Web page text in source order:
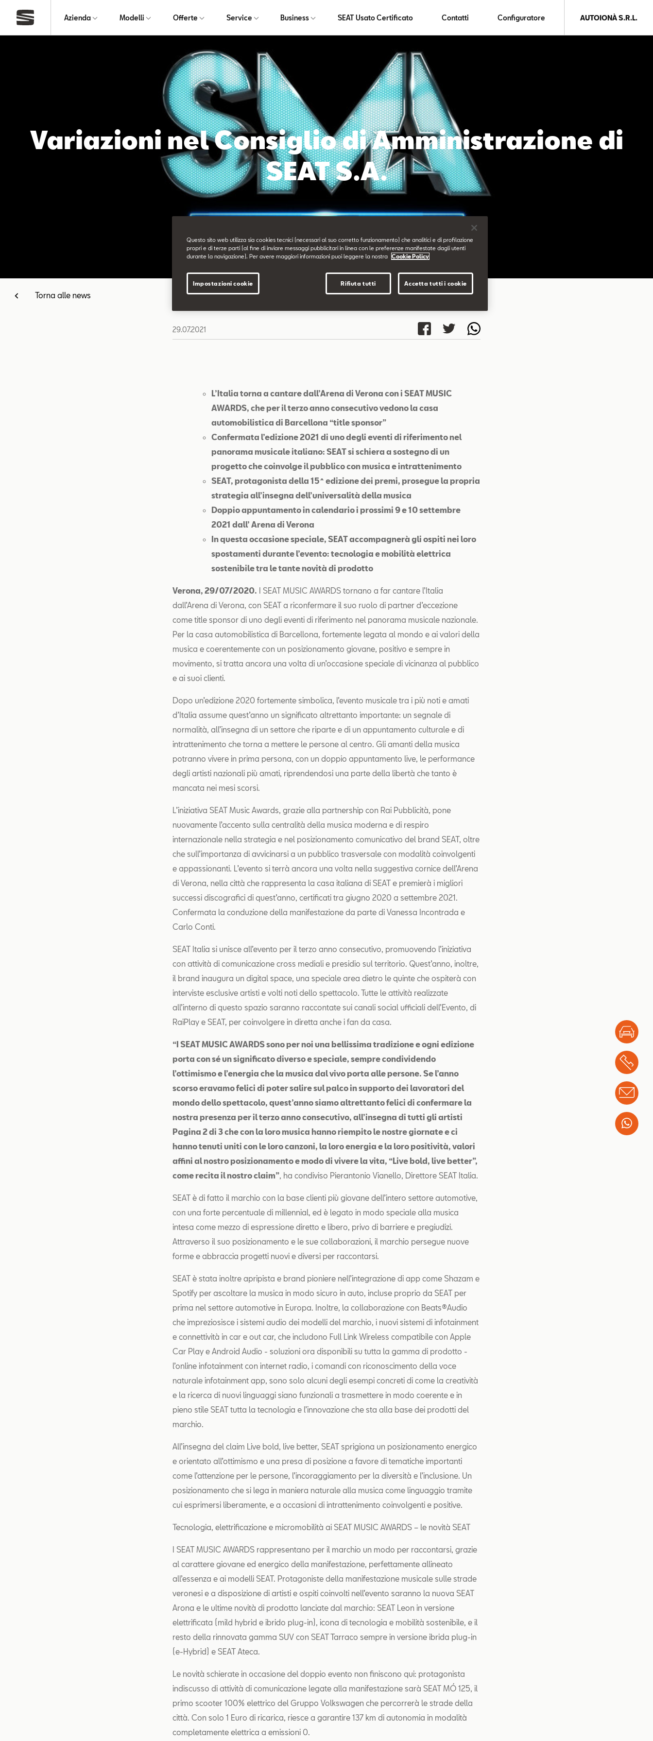
Azienda Modelli Offerte Service Business SEAT Usato Certificato Contatti Configuratore AUTOIONÀ S.R.L.
Variazioni nel Consiglio di Amministrazione di
SEAT S.A.
Torna alle news
29.07.2021
L’Italia torna a cantare dall’Arena di Verona con i SEAT MUSIC
AWARDS, che per il terzo anno consecutivo vedono la casa
automobilistica di Barcellona “title sponsor”
Confermata l’edizione 2021 di uno degli eventi di riferimento nel
panorama musicale italiano: SEAT si schiera a sostegno di un
progetto che coinvolge il pubblico con musica e intrattenimento
SEAT, protagonista della 15^ edizione dei premi, prosegue la propria
strategia all’insegna dell’universalità della musica
Doppio appuntamento in calendario i prossimi 9 e 10 settembre
2021 dall’ Arena di Verona
In questa occasione speciale, SEAT accompagnerà gli ospiti nei loro
spostamenti durante l’evento: tecnologia e mobilità elettrica
sostenibile tra le tante novità di prodotto
Verona, 29/07/2020. I SEAT MUSIC AWARDS tornano a far cantare l’Italia
dall’Arena di Verona, con SEAT a riconfermare il suo ruolo di partner d’eccezione
come title sponsor di uno degli eventi di riferimento nel panorama musicale nazionale.
Per la casa automobilistica di Barcellona, fortemente legata al mondo e ai valori della
musica e coerentemente con un posizionamento giovane, positivo e sempre in
movimento, si tratta ancora una volta di un’occasione speciale di vicinanza al pubblico
e ai suoi clienti.
Dopo un’edizione 2020 fortemente simbolica, l’evento musicale tra i più noti e amati
d’Italia assume quest’anno un significato altrettanto importante: un segnale di
normalità, all’insegna di un settore che riparte e di un appuntamento culturale e di
intrattenimento che torna a mettere le persone al centro. Gli amanti della musica
potranno vivere in prima persona, con un doppio appuntamento live, le performance
degli artisti nazionali più amati, riprendendosi una parte della libertà che tanto è
mancata nei mesi scorsi.
L’iniziativa SEAT Music Awards, grazie alla partnership con Rai Pubblicità, pone
nuovamente l’accento sulla centralità della musica moderna e di respiro
internazionale nella strategia e nel posizionamento comunicativo del brand SEAT, oltre
che sull’importanza di avvicinarsi a un pubblico trasversale con modalità coinvolgenti
e appassionanti. L’evento si terrà ancora una volta nella suggestiva cornice dell’Arena
di Verona, nella città che rappresenta la casa italiana di SEAT e premierà i migliori
successi discografici di quest’anno, certificati tra giugno 2020 a settembre 2021.
Confermata la conduzione della manifestazione da parte di Vanessa Incontrada e
Carlo Conti.
SEAT Italia si unisce all’evento per il terzo anno consecutivo, promuovendo l’iniziativa
con attività di comunicazione cross mediali e presidio sul territorio. Quest’anno, inoltre,
il brand inaugura un digital space, una speciale area dietro le quinte che ospiterà con
interviste esclusive artisti e volti noti dello spettacolo. Tutte le attività realizzate
all’interno di questo spazio saranno raccontate sui canali social ufficiali dell’Evento, di
RaiPlay e SEAT, per coinvolgere in diretta anche i fan da casa.
“I SEAT MUSIC AWARDS sono per noi una bellissima tradizione e ogni edizione
porta con sé un significato diverso e speciale, sempre condividendo
l’ottimismo e l’energia che la musica dal vivo porta alle persone. Se l’anno
scorso eravamo felici di poter salire sul palco in supporto dei lavoratori del
mondo dello spettacolo, quest’anno siamo altrettanto felici di confermare la
nostra presenza per il terzo anno consecutivo, all’insegna di tutti gli artisti
Pagina 2 di 3 che con la loro musica hanno riempito le nostre giornate e ci
hanno tenuti uniti con le loro canzoni, la loro energia e la loro positività, valori
affini al nostro posizionamento e modo di vivere la vita, “Live bold, live better”,
come recita il nostro claim”, ha condiviso Pierantonio Vianello, Direttore SEAT Italia.
SEAT è di fatto il marchio con la base clienti più giovane dell’intero settore automotive,
con una forte percentuale di millennial, ed è legato in modo speciale alla musica
intesa come mezzo di espressione diretto e libero, privo di barriere e pregiudizi.
Attraverso il suo posizionamento e le sue collaborazioni, il marchio persegue nuove
forme e abbraccia progetti nuovi e diversi per raccontarsi.
SEAT è stata inoltre apripista e brand pioniere nell’integrazione di app come Shazam e
Spotify per ascoltare la musica in modo sicuro in auto, incluse proprio da SEAT per
prima nel settore automotive in Europa. Inoltre, la collaborazione con Beats®Audio
che impreziosisce i sistemi audio dei modelli del marchio, i nuovi sistemi di infotainment
e connettività in car e out car, che includono Full Link Wireless compatibile con Apple
Car Play e Android Audio - soluzioni ora disponibili su tutta la gamma di prodotto -
l’online infotainment con internet radio, i comandi con riconoscimento della voce
naturale infotainment app, sono solo alcuni degli esempi concreti di come la creatività
e la ricerca di nuovi linguaggi siano funzionali a trasmettere in modo coerente e in
pieno stile SEAT tutta la tecnologia e l’innovazione che sta alla base dei prodotti del
marchio.
All’insegna del claim Live bold, live better, SEAT sprigiona un posizionamento energico
e orientato all’ottimismo e una presa di posizione a favore di tematiche importanti
come l’attenzione per le persone, l’incoraggiamento per la diversità e l’inclusione. Un
posizionamento che si lega in maniera naturale alla musica come linguaggio tramite
cui esprimersi liberamente, e a occasioni di intrattenimento coinvolgenti e positive.
Tecnologia, elettrificazione e micromobilità ai SEAT MUSIC AWARDS – le novità SEAT
I SEAT MUSIC AWARDS rappresentano per il marchio un modo per raccontarsi, grazie
al carattere giovane ed energico della manifestazione, perfettamente allineato
all’essenza e ai modelli SEAT. Protagoniste della manifestazione musicale sulle strade
veronesi e a disposizione di artisti e ospiti coinvolti nell’evento saranno la nuova SEAT
Arona e le ultime novità di prodotto lanciate dal marchio: SEAT Leon in versione
elettrificata (mild hybrid e ibrido plug-in), icona di tecnologia e mobilità sostenibile, e il
resto della rinnovata gamma SUV con SEAT Tarraco sempre in versione ibrida plug-in
(e-Hybrid) e SEAT Ateca.
Le novità schierate in occasione del doppio evento non finiscono qui: protagonista
indiscusso di attività di comunicazione legate alla manifestazione sarà SEAT MÓ 125, il
primo scooter 100% elettrico del Gruppo Volkswagen che percorrerà le strade della
città. Con solo 1 Euro di ricarica, riesce a garantire 137 km di autonomia in modalità
completamente elettrica a emissioni 0.
Questo sito web utilizza sia cookies tecnici (necessari al suo corretto funzionamento) che analitici e di profilazione
propri e di terze parti (al fine di inviare messaggi pubblicitari in linea con le preferenze manifestate dagli utenti
durante la navigazione). Per avere maggiori informazioni puoi leggere la nostra
Cookie Policy
Rifiuta tutti Accetta tutti i cookie
Impostazioni cookie